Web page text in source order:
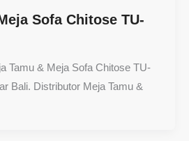
Sofa Chitose TU-
Tamu & Meja Sofa Chitose TU-
Bali. Distributor Meja Tamu &